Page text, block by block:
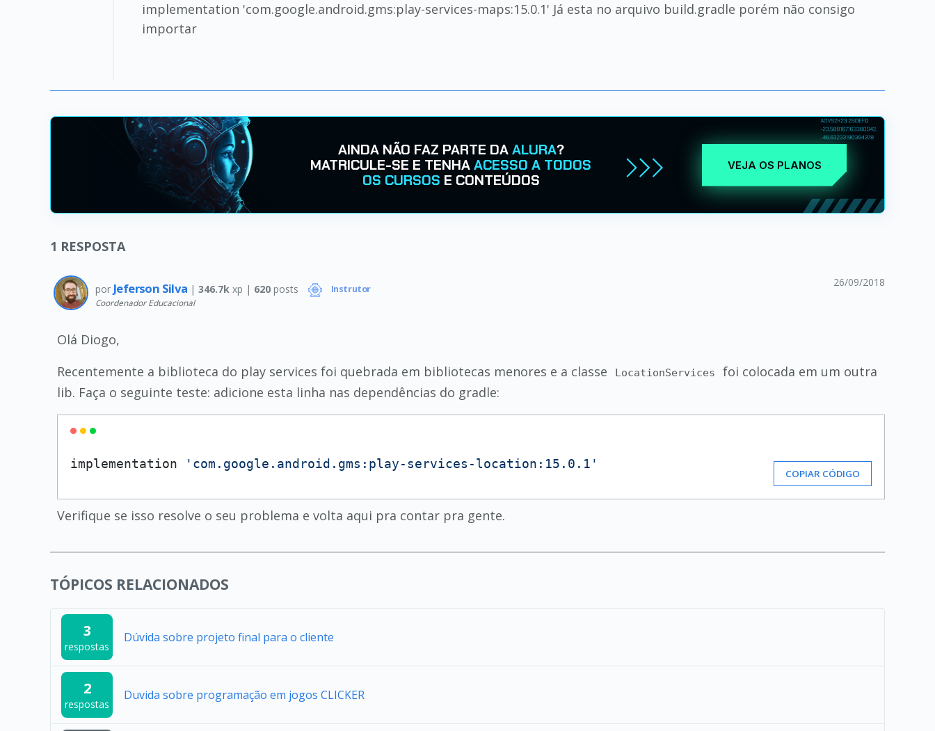
implementation 'com.google.android.gms:play-services-maps:15.0.1' Já esta no arquivo build.gradle porém não consigo
importar
AINDA NÃO FAZ PARTE DAALURA?
MATRICULE-SE E TENHAACESSO A TODOS
OS CURSOS E CONTEÚDOS
VEJA OS PLANOS
1 RESPOSTA
por Jeferson Silva | 346.7k xp | 620 posts Instrutor
Coordenador Educacional
26/09/2018
Olá Diogo,
Recentemente a biblioteca do play services foi quebrada em bibliotecas menores e a classe
LocationServices
foi colocada em um outra
lib. Faça o seguinte teste: adicione esta linha nas dependências do gradle:
implementation 'com.google.android.gms:play-services-location:15.0.1'
COPIAR CÓDIGO
Verifique se isso resolve o seu problema e volta aqui pra contar pra gente.
TÓPICOS RELACIONADOS
3
respostas
Dúvida sobre projeto final para o cliente
2
respostas
Duvida sobre programação em jogos CLICKER